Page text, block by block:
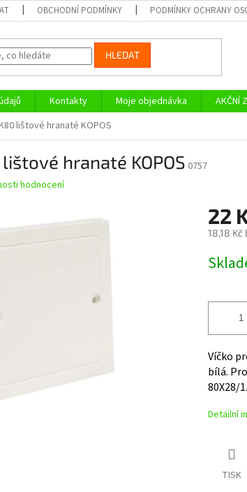
OBCHODNÍ PODMÍNKY PODMÍNKY OCHRANY
HLEDAT
Kontakty Moje objednávka AKČNÍ
lištové hranaté KOPOS
hranaté KOPOS 0757
hodnocení
22
18,18 Kč
cena:
Víčko
bílá.
80X28/
Detailní
TISK